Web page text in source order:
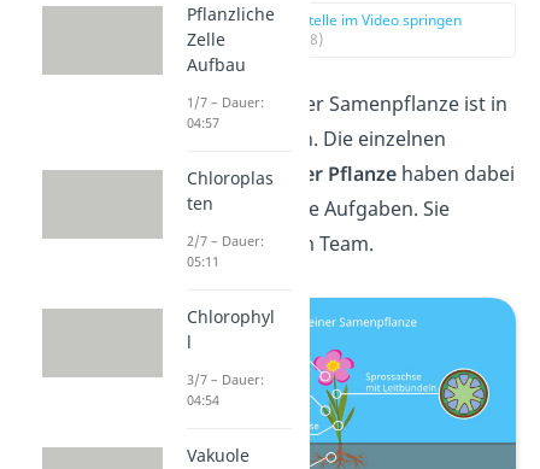
zur Stelle im Video springen
(01:18)
Der Aufbau einer Samenpflanze ist in
der Regel gleich. Die einzelnen
Bestandteile der Pflanze haben dabei
unterschiedliche Aufgaben. Sie
arbeiten also im Team.
Pflanzliche
Zelle
Aufbau
1/7 – Dauer:
04:57
Chloroplas
ten
2/7 – Dauer:
05:11
Chlorophyl
l
3/7 – Dauer:
04:54
Vakuole